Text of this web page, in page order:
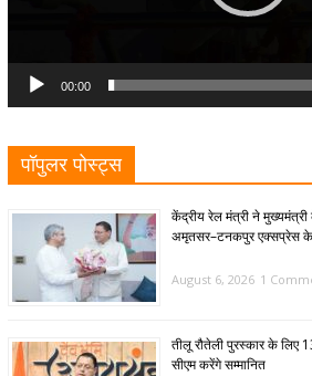
00:00
पॉपुलर पोस्ट्स
केंद्रीय रेल मंत्री ने
अमृतसर–टनकपुर एक्सप्रेस के
August 6, 2026 1
तीलू रौतेली पुरस्कार के
सीएम करेंगे सम्मानित